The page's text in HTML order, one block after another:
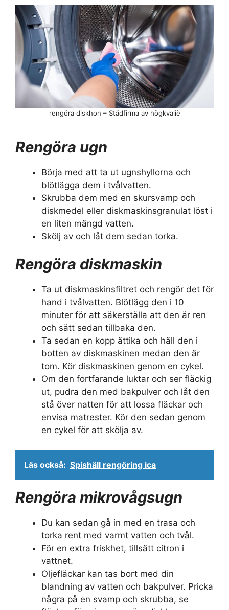
Rengöra ugn
Börja med att ta ut ugnshyllorna och
blötlägga dem i tvålvatten.
Skrubba dem med en skursvamp och
diskmedel eller diskmaskinsgranulat löst i
en liten mängd vatten.
Skölj av och låt dem sedan torka.
Rengöra diskmaskin
Ta ut diskmaskinsfiltret och rengör det för
hand i tvålvatten. Blötlägg den i 10
minuter för att säkerställa att den är ren
och sätt sedan tillbaka den.
Ta sedan en kopp ättika och häll den i
botten av diskmaskinen medan den är
tom. Kör diskmaskinen genom en cykel.
Om den fortfarande luktar och ser fläckig
ut, pudra den med bakpulver och låt den
stå över natten för att lossa fläckar och
envisa matrester. Kör den sedan genom
en cykel för att skölja av.
Läs också: Spishäll rengöring ica
Rengöra mikrovågsugn
Du kan sedan gå in med en trasa och
torka rent med varmt vatten och tvål.
För en extra friskhet, tillsätt citron i
vattnet.
Oljefläckar kan tas bort med din
blandning av vatten och bakpulver. Pricka
några på en svamp och skrubba, se
rengöra diskhon – Städfirma av högkvaliè